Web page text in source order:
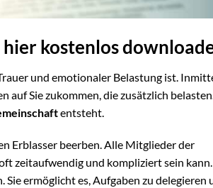
kostenlos
und emotionaler Belastung ist.
Sie zukommen, die zusätzlich
entsteht.
Erblasser beerben. Alle Mitglieder der
zeitaufwendig und kompliziert sein
Sie ermöglicht es, Aufgaben zu delegieren